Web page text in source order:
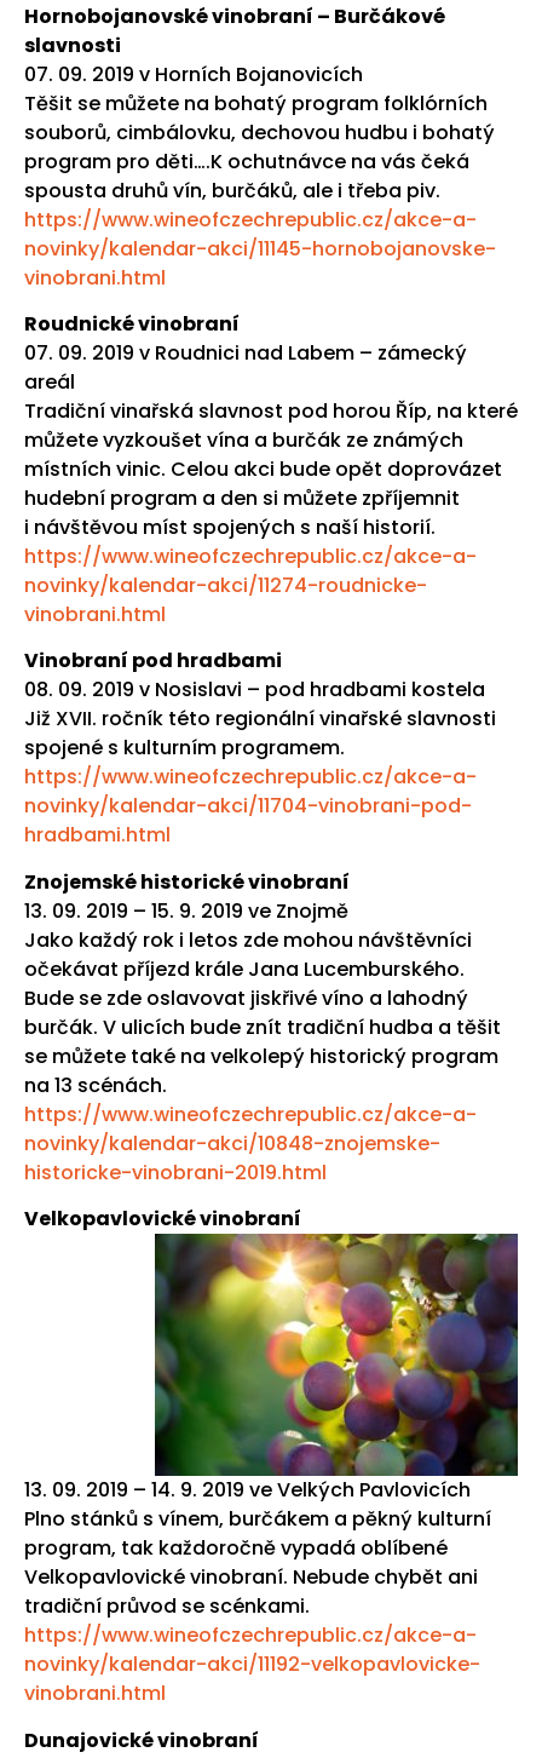
Hornobojanovské vinobraní – Burčákové
slavnosti
07. 09. 2019 v Horních Bojanovicích
Těšit se můžete na bohatý program folklórních
souborů, cimbálovku, dechovou hudbu i bohatý
program pro děti….K ochutnávce na vás čeká
spousta druhů vín, burčáků, ale i třeba piv.
https://www.wineofczechrepublic.cz/akce-a-
novinky/kalendar-akci/11145-hornobojanovske-
vinobrani.html
Roudnické vinobraní
07. 09. 2019 v Roudnici nad Labem – zámecký
areál
Tradiční vinařská slavnost pod horou Říp, na které
můžete vyzkoušet vína a burčák ze známých
místních vinic. Celou akci bude opět doprovázet
hudební program a den si můžete zpříjemnit
i návštěvou míst spojených s naší historií.
https://www.wineofczechrepublic.cz/akce-a-
novinky/kalendar-akci/11274-roudnicke-
vinobrani.html
Vinobraní pod hradbami
08. 09. 2019 v Nosislavi – pod hradbami kostela
Již XVII. ročník této regionální vinařské slavnosti
spojené s kulturním programem.
https://www.wineofczechrepublic.cz/akce-a-
novinky/kalendar-akci/11704-vinobrani-pod-
hradbami.html
Znojemské historické vinobraní
13. 09. 2019 – 15. 9. 2019 ve Znojmě
Jako každý rok i letos zde mohou návštěvníci
očekávat příjezd krále Jana Lucemburského.
Bude se zde oslavovat jiskřivé víno a lahodný
burčák. V ulicích bude znít tradiční hudba a těšit
se můžete také na velkolepý historický program
na 13 scénách.
https://www.wineofczechrepublic.cz/akce-a-
novinky/kalendar-akci/10848-znojemske-
historicke-vinobrani-2019.html
Velkopavlovické vinobraní
13. 09. 2019 – 14. 9. 2019 ve Velkých Pavlovicích
Plno stánků s vínem, burčákem a pěkný kulturní
program, tak každoročně vypadá oblíbené
Velkopavlovické vinobraní. Nebude chybět ani
tradiční průvod se scénkami.
https://www.wineofczechrepublic.cz/akce-a-
novinky/kalendar-akci/11192-velkopavlovicke-
vinobrani.html
Dunajovické vinobraní